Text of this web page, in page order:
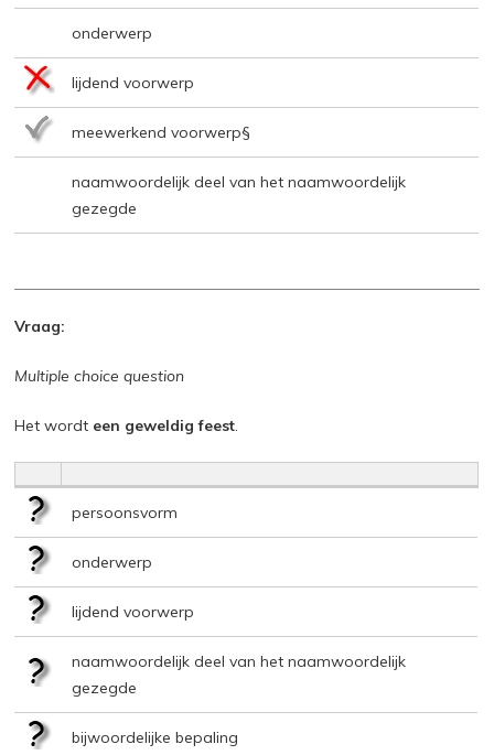
onderwerp
lijdend voorwerp
meewerkend voorwerp§
naamwoordelijk deel van het naamwoordelijk
gezegde
Vraag:
Multiple choice question
Het wordt een geweldig feest.
persoonsvorm
onderwerp
lijdend voorwerp
naamwoordelijk deel van het naamwoordelijk
gezegde
bijwoordelijke bepaling